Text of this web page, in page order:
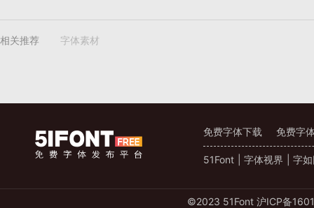
相关推荐
字体素材
免费字体下载 免费字
51Font 字体视界 字
©️2023 51Font 沪ICP备